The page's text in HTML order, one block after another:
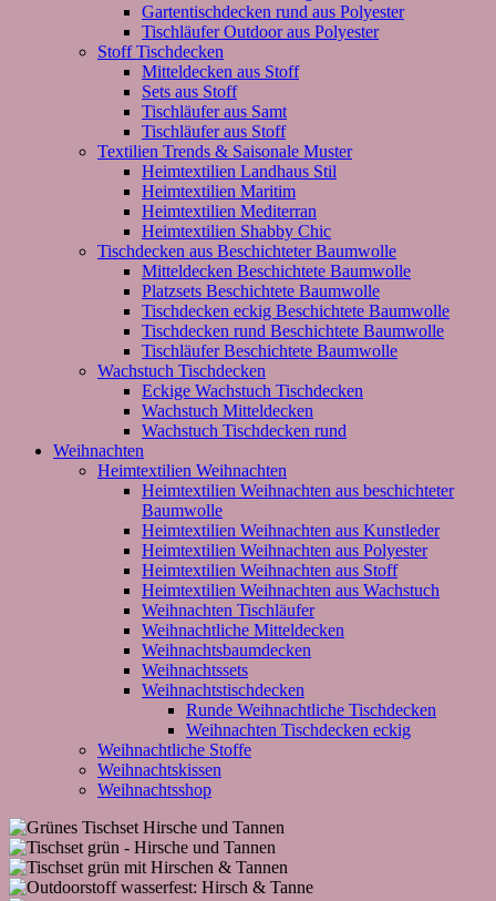
Gartentischdecken rund aus Polyester
Tischläufer Outdoor aus Polyester
Stoff Tischdecken
Mitteldecken aus Stoff
Sets aus Stoff
Tischläufer aus Samt
Tischläufer aus Stoff
Textilien Trends & Saisonale Muster
Heimtextilien Landhaus Stil
Heimtextilien Maritim
Heimtextilien Mediterran
Heimtextilien Shabby Chic
Tischdecken aus Beschichteter Baumwolle
Mitteldecken Beschichtete Baumwolle
Platzsets Beschichtete Baumwolle
Tischdecken eckig Beschichtete Baumwolle
Tischdecken rund Beschichtete Baumwolle
Tischläufer Beschichtete Baumwolle
Wachstuch Tischdecken
Eckige Wachstuch Tischdecken
Wachstuch Mitteldecken
Wachstuch Tischdecken rund
Weihnachten
Heimtextilien Weihnachten
Heimtextilien Weihnachten aus beschichteter
Baumwolle
Heimtextilien Weihnachten aus Kunstleder
Heimtextilien Weihnachten aus Polyester
Heimtextilien Weihnachten aus Stoff
Heimtextilien Weihnachten aus Wachstuch
Weihnachten Tischläufer
Weihnachtliche Mitteldecken
Weihnachtsbaumdecken
Weihnachtssets
Weihnachtstischdecken
Runde Weihnachtliche Tischdecken
Weihnachten Tischdecken eckig
Weihnachtliche Stoffe
Weihnachtskissen
Weihnachtsshop